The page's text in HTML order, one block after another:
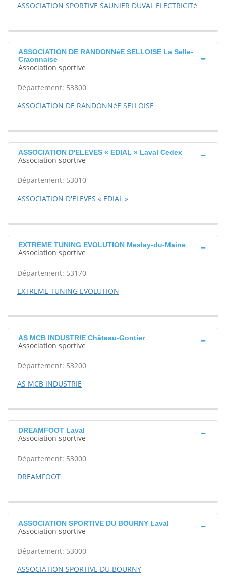
ASSOCIATION SPORTIVE SAUNIER DUVAL ELECTRICITé
ASSOCIATION DE RANDONNéE SELLOISE La Selle-
Craonnaise
Association sportive
Département: 53800
ASSOCIATION DE RANDONNéE SELLOISE
ASSOCIATION D'ELEVES « EDIAL » Laval Cedex
Association sportive
Département: 53010
ASSOCIATION D'ELEVES « EDIAL »
EXTREME TUNING EVOLUTION Meslay-du-Maine
Association sportive
Département: 53170
EXTREME TUNING EVOLUTION
AS MCB INDUSTRIE Château-Gontier
Association sportive
Département: 53200
AS MCB INDUSTRIE
DREAMFOOT Laval
Association sportive
Département: 53000
DREAMFOOT
ASSOCIATION SPORTIVE DU BOURNY Laval
Association sportive
Département: 53000
ASSOCIATION SPORTIVE DU BOURNY